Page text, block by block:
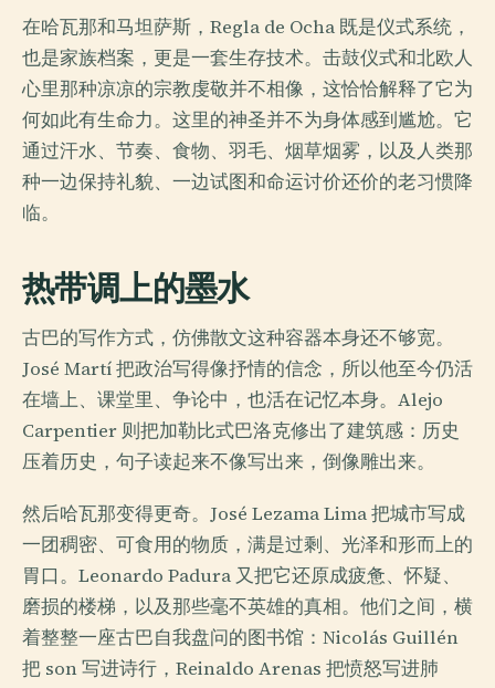
在哈瓦那和马坦萨斯，Regla de Ocha 既是仪式系统，
也是家族档案，更是一套生存技术。击鼓仪式和北欧人
心里那种凉凉的宗教虔敬并不相像，这恰恰解释了它为
何如此有生命力。这里的神圣并不为身体感到尴尬。它
通过汗水、节奏、食物、羽毛、烟草烟雾，以及人类那
种一边保持礼貌、一边试图和命运讨价还价的老习惯降
临。
热带调上的墨水
古巴的写作方式，仿佛散文这种容器本身还不够宽。
José Martí 把政治写得像抒情的信念，所以他至今仍活
在墙上、课堂里、争论中，也活在记忆本身。Alejo
Carpentier 则把加勒比式巴洛克修出了建筑感：历史
压着历史，句子读起来不像写出来，倒像雕出来。
然后哈瓦那变得更奇。José Lezama Lima 把城市写成
一团稠密、可食用的物质，满是过剩、光泽和形而上的
胃口。Leonardo Padura 又把它还原成疲惫、怀疑、
磨损的楼梯，以及那些毫不英雄的真相。他们之间，横
着整整一座古巴自我盘问的图书馆：Nicolás Guillén
把 son 写进诗行，Reinaldo Arenas 把愤怒写进肺